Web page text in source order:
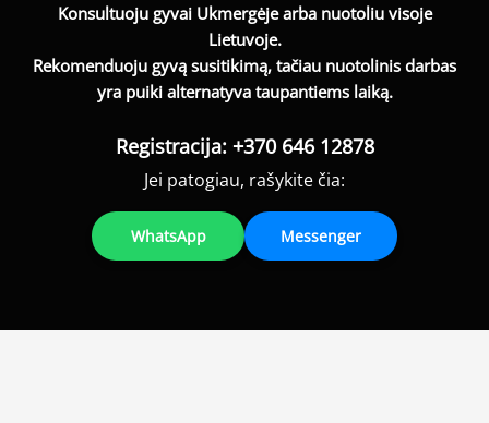
Konsultuoju gyvai Ukmergėje arba nuotoliu visoje
Lietuvoje.
Rekomenduoju gyvą susitikimą, tačiau nuotolinis darbas
yra puiki alternatyva taupantiems laiką.
Registracija: +370 646 12878
Jei patogiau, rašykite čia:
WhatsApp Messenger